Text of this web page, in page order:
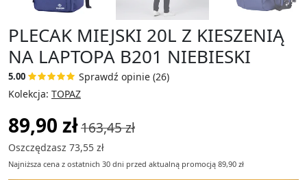
PLECAK MIEJSKI 20L Z KIESZENIĄ
NA LAPTOPA B201 NIEBIESKI
5.00
Sprawdź opinie (26)
Kolekcja: TOPAZ
89,90 zł163,45 zł
Oszczędzasz 73,55 zł
Najniższa cena z ostatnich 30 dni przed aktualną promocją 89,90 zł